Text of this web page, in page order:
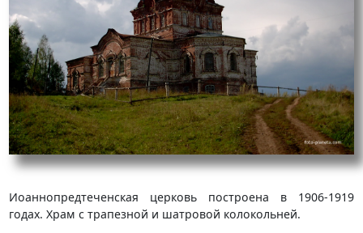
Иоаннопредтеченская церковь построена в 1906-1919
годах. Храм с трапезной и шатровой колокольней.